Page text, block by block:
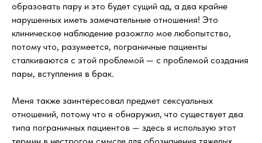
образовать пару и это будет сущий ад, а два крайне
нарушенных иметь замечательные отношения! Это
клиническое наблюдение разожгло мое любопытство,
потому что, разумеется, пограничные пациенты
сталкиваются с этой проблемой — с проблемой создания
пары, вступления в брак.
Меня также заинтересовал предмет сексуальных
отношений, потому что я обнаружил, что существует два
типа пограничных пациентов — здесь я использую этот